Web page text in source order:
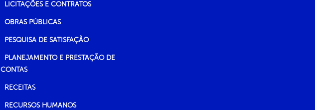
LICITAÇÕES E CONTRATOS
OBRAS PÚBLICAS
PESQUISA DE SATISFAÇÃO
PLANEJAMENTO E PRESTAÇÃO DE
CONTAS
RECEITAS
RECURSOS HUMANOS